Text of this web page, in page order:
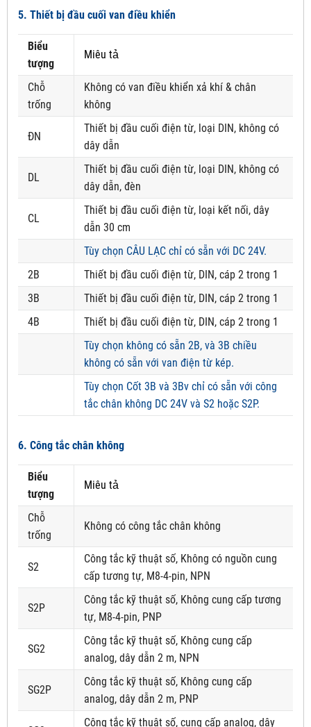
5. Thiết bị đầu cuối van điều khiển
Biểu
tượng
Miêu tả
Chỗ
trống
Không có van điều khiển xả khí & chân
không
ĐN
Thiết bị đầu cuối điện từ, loại DIN, không có
dây dẫn
DL
Thiết bị đầu cuối điện từ, loại DIN, không có
dây dẫn, đèn
CL
Thiết bị đầu cuối điện từ, loại kết nối, dây
dẫn 30 cm
Tùy chọn CÂU LẠC chỉ có sẵn với DC 24V.
2B
Thiết bị đầu cuối điện từ, DIN, cáp 2 trong 1
3B
Thiết bị đầu cuối điện từ, DIN, cáp 2 trong 1
4B
Thiết bị đầu cuối điện từ, DIN, cáp 2 trong 1
Tùy chọn không có sẵn 2B, và 3B chiều
không có sẵn với van điện từ kép.
Tùy chọn Cốt 3B và 3Bv chỉ có sẵn với công
tắc chân không DC 24V và S2 hoặc S2P.
6. Công tắc chân không
Biểu
tượng
Miêu tả
Chỗ
trống
Không có công tắc chân không
S2
Công tắc kỹ thuật số, Không có nguồn cung
cấp tương tự, M8-4-pin, NPN
S2P
Công tắc kỹ thuật số, Không cung cấp tương
tự, M8-4-pin, PNP
SG2
Công tắc kỹ thuật số, Không cung cấp
analog, dây dẫn 2 m, NPN
SG2P
Công tắc kỹ thuật số, Không cung cấp
analog, dây dẫn 2 m, PNP
Công tắc kỹ thuật số, cung cấp analog, dây